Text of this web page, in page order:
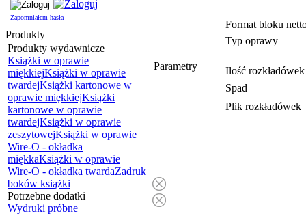
Zapomniałem hasła
Produkty
Produkty wydawnicze
Książki w oprawie
miękkiejKsiążki w oprawie
twardejKsiążki kartonowe w
oprawie miękkiejKsiążki
kartonowe w oprawie
twardejKsiążki w oprawie
zeszytowejKsiążki w oprawie
Wire-O - okładka
miękkaKsiążki w oprawie
Wire-O - okładka twardaZadruk
boków książki
Potrzebne dodatki
Wydruki próbne
Parametry
Format bloku
Typ oprawy
Ilość
Spad
Plik rozkładówek